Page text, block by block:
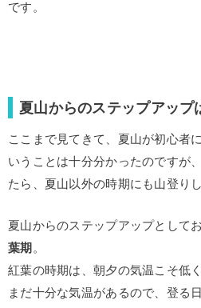
です。
夏山からのステップアップ
ここまで見てきて、夏山が初心者
いうことは十分分かったのですが
たら、夏山以外の時期にも山登り
夏山からのステップアップとして
葉期 。
紅葉の時期は、朝夕の気温こそ低
まだ十分な気温があるので、登る